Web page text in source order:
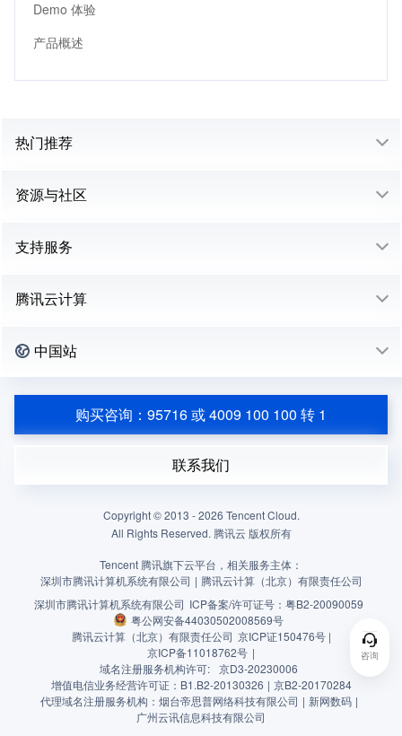
Demo 体验
产品概述
咨询
热门推荐
资源与社区
支持服务
腾讯云计算
中国站
购买咨询：95716 或 4009 100 100 转 1
联系我们
Copyright © 2013 -2026 Tencent Cloud.
All Rights Reserved. 腾讯云 版权所有
Tencent 腾讯旗下云平台，相关服务主体：
深圳市腾讯计算机系统有限公司 | 腾讯云计算（北京）有限责任公司
深圳市腾讯计算机系统有限公司 ICP备案/许可证号： 粤B2-20090059
粤公网安备44030502008569号
腾讯云计算（北京）有限责任公司 京ICP证150476号 |
京ICP备11018762号 |
域名注册服务机构许可: 京D3-20230006
增值电信业务经营许可证：B1.B2-20130326 | 京B2-20170284
代理域名注册服务机构：烟台帝思普网络科技有限公司 | 新网数码 |
广州云讯信息科技有限公司